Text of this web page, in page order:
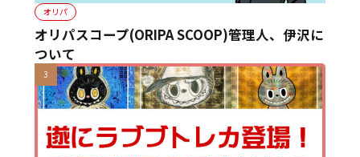
オリパ
オリパスコープ(ORIPA SCOOP)管理人、伊沢に
ついて